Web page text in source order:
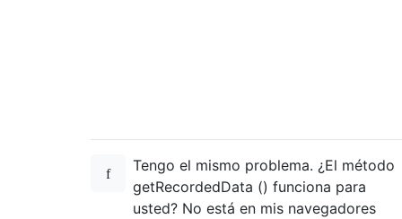
    alert (
'video uploaded');
script
Tengo el mismo problema. ¿El método
getRecordedData () funciona para
usted? No está en mis navegadores